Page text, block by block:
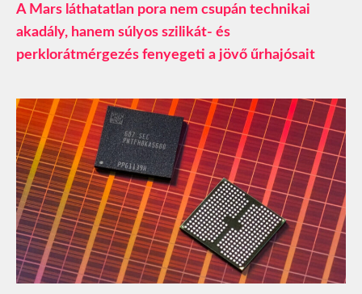
A Mars láthatatlan pora nem csupán technikai
akadály, hanem súlyos szilikát- és
perklorátmérgezés fenyegeti a jövő űrhajósait